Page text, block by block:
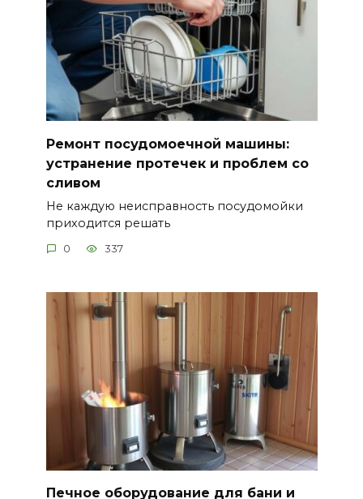
Ремонт посудомоечной машины:
устранение протечек и проблем со
сливом
Не каждую неисправность посудомойки
приходится решать
0 337
Печное оборудование для бани и